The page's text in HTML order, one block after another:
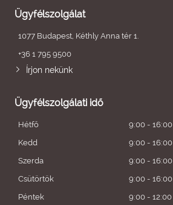
Ügyfélszolgálat
1077 Budapest, Kéthly Anna tér 1.
+36 1 795 9500
Írjon nekünk
Ügyfélszolgálati idő
Hétfő
9:00 - 16:00
Kedd
9:00 - 16:00
Szerda
9:00 - 16:00
Csütörtök
9:00 - 16:00
Péntek
9:00 - 12:00